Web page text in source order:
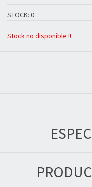
STOCK: 0
Stock no disponible !!